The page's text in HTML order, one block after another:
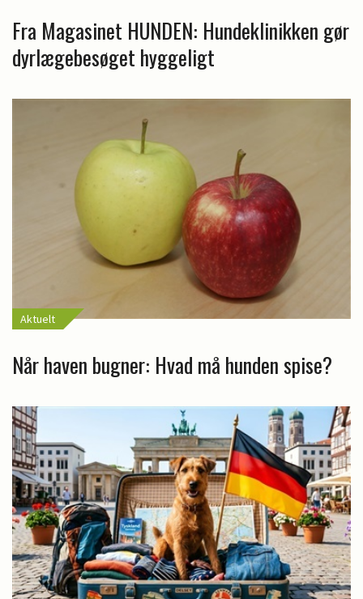
Fra Magasinet HUNDEN: Hundeklinikken gør
dyrlægebesøget hyggeligt
Aktuelt
Når haven bugner: Hvad må hunden spise?